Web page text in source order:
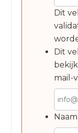
Dit
Dit
mail-
Naam